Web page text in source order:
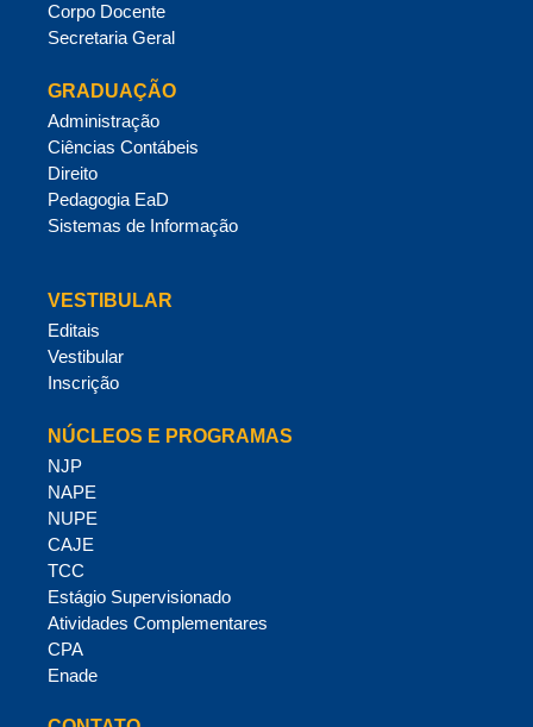
Corpo Docente
Secretaria Geral
GRADUAÇÃO
Administração
Ciências Contábeis
Direito
Pedagogia EaD
Sistemas de Informação
VESTIBULAR
Editais
Vestibular
Inscrição
NÚCLEOS E PROGRAMAS
NJP
NAPE
NUPE
CAJE
TCC
Estágio Supervisionado
Atividades Complementares
CPA
Enade